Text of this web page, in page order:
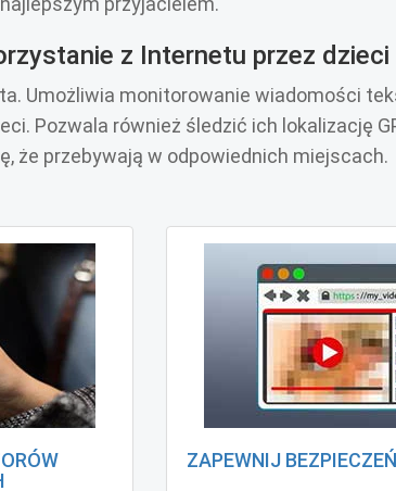
z Internetu przez dzieci
Umożliwia monitorowanie wiadomości
Pozwala również śledzić ich lokalizację
że przebywają w odpowiednich miejscach.
ZAPEWNIJ